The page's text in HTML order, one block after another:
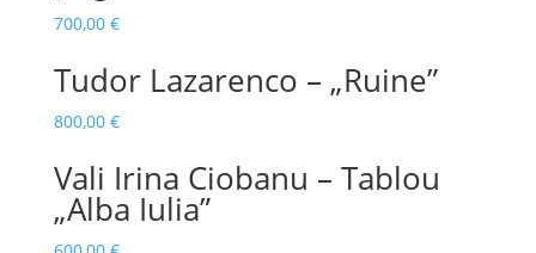
700,00 €
Tudor Lazarenco – „Ruine”
800,00 €
Vali Irina Ciobanu – Tablou
„Alba Iulia”